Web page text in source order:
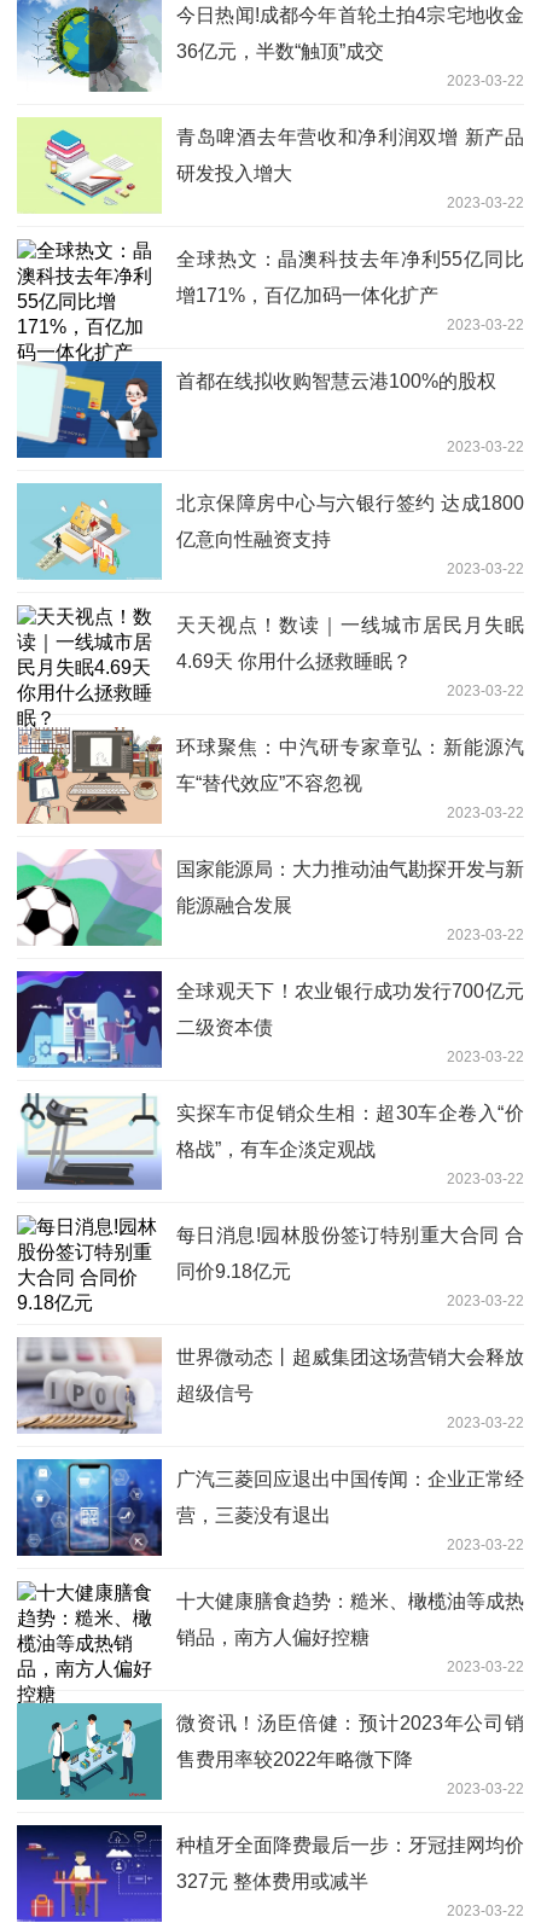
今日热闻!成都今年首轮土拍4宗宅地收金
36亿元，半数“触顶”成交
2023-03-22
青岛啤酒去年营收和净利润双增 新产品
研发投入增大
2023-03-22
全球热文：晶澳科技去年净利55亿同比
增171%，百亿加码一体化扩产
2023-03-22
首都在线拟收购智慧云港100%的股权
2023-03-22
​北京保障房中心与六银行签约 达成1800
亿意向性融资支持
2023-03-22
天天视点！数读｜一线城市居民月失眠
4.69天 你用什么拯救睡眠？
2023-03-22
环球聚焦：中汽研专家章弘：新能源汽
车“替代效应”不容忽视
2023-03-22
国家能源局：大力推动油气勘探开发与新
能源融合发展
2023-03-22
全球观天下！农业银行成功发行700亿元
二级资本债
2023-03-22
实探车市促销众生相：超30车企卷入“价
格战”，有车企淡定观战
2023-03-22
每日消息!园林股份签订特别重大合同 合
同价9.18亿元
2023-03-22
世界微动态丨超威集团这场营销大会释放
超级信号
2023-03-22
广汽三菱回应退出中国传闻：企业正常经
营，三菱没有退出
2023-03-22
十大健康膳食趋势：糙米、橄榄油等成热
销品，南方人偏好控糖
2023-03-22
微资讯！汤臣倍健：预计2023年公司销
售费用率较2022年略微下降
2023-03-22
种植牙全面降费最后一步：牙冠挂网均价
327元 整体费用或减半
2023-03-22